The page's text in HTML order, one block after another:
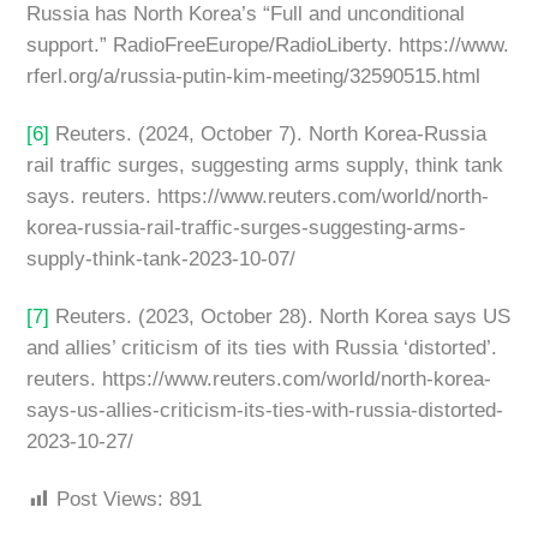
Russia has North Korea’s “Full and unconditional
support.” RadioFreeEurope/RadioLiberty. https://www.
rferl.org/a/russia-putin-kim-meeting/32590515.html
[6] Reuters. (2024, October 7). North Korea-Russia
rail traffic surges, suggesting arms supply, think tank
says. reuters. https://www.reuters.com/world/north-
korea-russia-rail-traffic-surges-suggesting-arms-
supply-think-tank-2023-10-07/
[7] Reuters. (2023, October 28). North Korea says US
and allies’ criticism of its ties with Russia ‘distorted’.
reuters. https://www.reuters.com/world/north-korea-
says-us-allies-criticism-its-ties-with-russia-distorted-
2023-10-27/
Post Views: 891